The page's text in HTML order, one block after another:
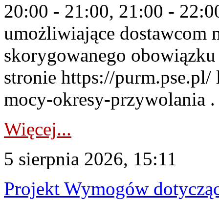
20:00 - 21:00, 21:00 -
umożliwiające dostawcom
skorygowanego
stronie https://
mocy-okresy-przywolania
Więcej...
5 sierpnia 2026, 15:11
Projekt Wymogów